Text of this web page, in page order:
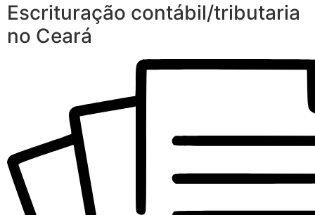
Escrituração contábil/tributaria
no Ceará